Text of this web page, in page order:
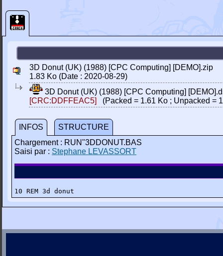
3D Donut (UK) (1988) [CPC Computing] [DEMO].zip
1.83 Ko (Date : 2020-08-29)
3D Donut (UK) (1988) [CPC Computing]
[CRC:DDFFEAC5]
(Packed = 1.61 Ko ; Unpacked =
INFOS
STRUCTURE
Chargement : RUN"3DDONUT.BAS
Saisi par : Stephane LEVASSORT
10 REM 3d donut